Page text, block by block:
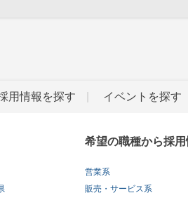
用情報を探す イベントを探す
希望の職種から採
営業系
販売・サービス系